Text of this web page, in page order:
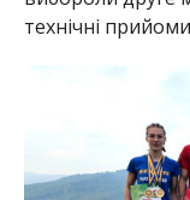
технічні